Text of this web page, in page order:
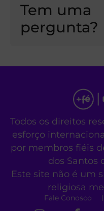
Tem uma
pergunta?
Todos os direitos
esforço
por membros fiéis
dos Santos
Este site não é um
religiosa
Fale Conosco